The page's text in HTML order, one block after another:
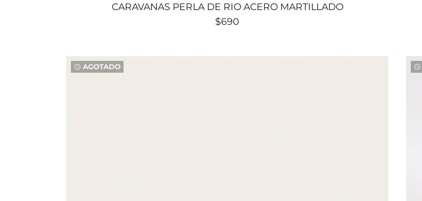
CARAVANAS PERLA DE RIO ACERO MARTILLADO
$690
watch_later AGOTADO watch_later